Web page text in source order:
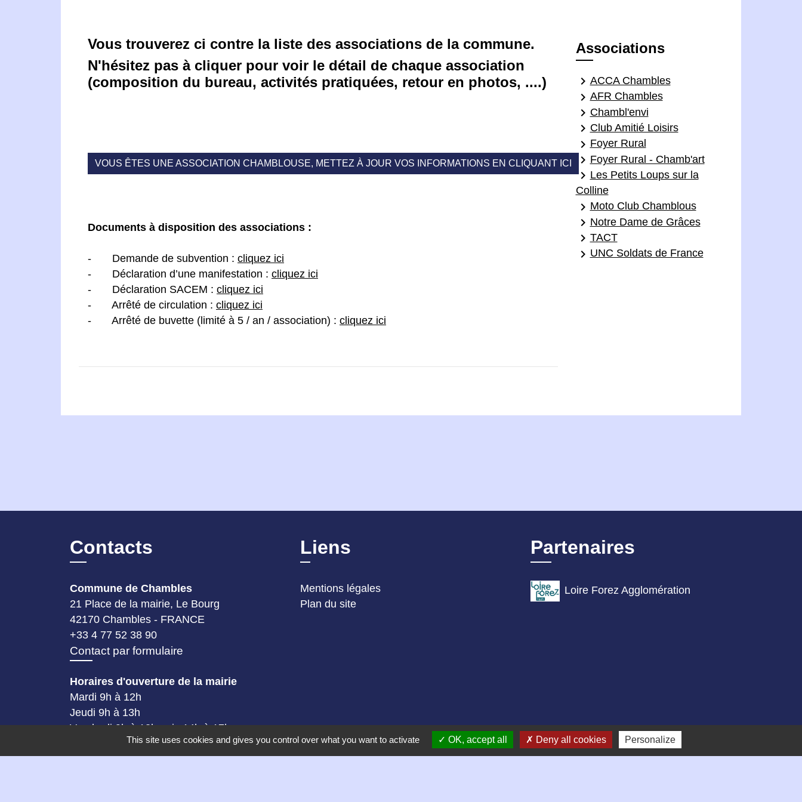
Vous trouverez ci contre la liste des associations de la commune.
N'hésitez pas à cliquer pour voir le détail de chaque association
(composition du bureau, activités pratiquées, retour en photos, ....)
VOUS ÊTES UNE ASSOCIATION CHAMBLOUSE, METTEZ À JOUR VOS INFORMATIONS EN CLIQUANT ICI
Documents à disposition des associations :
- Demande de subvention : cliquez ici
- Déclaration d’une manifestation : cliquez ici
- Déclaration SACEM : cliquez ici
- Arrêté de circulation : cliquez ici
- Arrêté de buvette (limité à 5 / an / association) : cliquez ici
Associations
keyboard_arrow_rightACCA Chambles
keyboard_arrow_rightAFR Chambles
keyboard_arrow_rightChambl'envi
keyboard_arrow_rightClub Amitié Loisirs
keyboard_arrow_rightFoyer Rural
keyboard_arrow_rightFoyer Rural - Chamb'art
keyboard_arrow_rightLes Petits Loups sur la
Colline
keyboard_arrow_rightMoto Club Chamblous
keyboard_arrow_rightNotre Dame de Grâces
keyboard_arrow_rightTACT
keyboard_arrow_rightUNC Soldats de France
Contacts
Commune de Chambles
21 Place de la mairie, Le Bourg
42170 Chambles - FRANCE
+33 4 77 52 38 90
Contact par formulaire
Horaires d'ouverture de la mairie
Mardi 9h à 12h
Jeudi 9h à 13h
Vendredi 9h à 13h puis 14h à 17h
Samedi matin de 9h à 12h, permanence
des élus
Liens
Mentions légales
Plan du site
Partenaires
Loire Forez Agglomération
This site uses cookies and gives you control over what you want to activate OK, accept all Deny all cookies Personalize